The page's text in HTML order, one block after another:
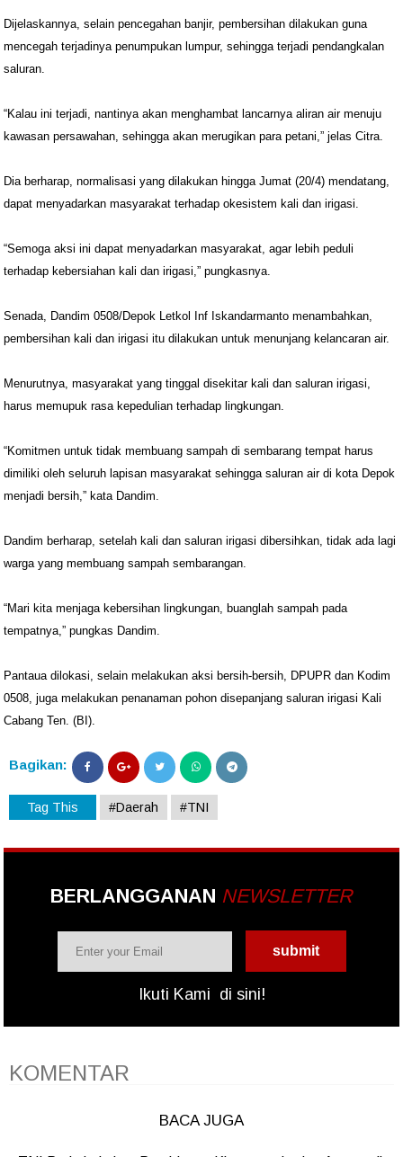
Dijelaskannya, selain pencegahan banjir, pembersihan dilakukan guna
mencegah terjadinya penumpukan lumpur, sehingga terjadi pendangkalan
saluran.
“Kalau ini terjadi, nantinya akan menghambat lancarnya aliran air menuju
kawasan persawahan, sehingga akan merugikan para petani,” jelas Citra.
Dia berharap, normalisasi yang dilakukan hingga Jumat (20/4) mendatang,
dapat menyadarkan masyarakat terhadap okesistem kali dan irigasi.
“Semoga aksi ini dapat menyadarkan masyarakat, agar lebih peduli
terhadap kebersiahan kali dan irigasi,” pungkasnya.
Senada, Dandim 0508/Depok Letkol Inf Iskandarmanto menambahkan,
pembersihan kali dan irigasi itu dilakukan untuk menunjang kelancaran air.
Menurutnya, masyarakat yang tinggal disekitar kali dan saluran irigasi,
harus memupuk rasa kepedulian terhadap lingkungan.
“Komitmen untuk tidak membuang sampah di sembarang tempat harus
dimiliki oleh seluruh lapisan masyarakat sehingga saluran air di kota Depok
menjadi bersih,” kata Dandim.
Dandim berharap, setelah kali dan saluran irigasi dibersihkan, tidak ada lagi
warga yang membuang sampah sembarangan.
“Mari kita menjaga kebersihan lingkungan, buanglah sampah pada
tempatnya,” pungkas Dandim.
Pantaua dilokasi, selain melakukan aksi bersih-bersih, DPUPR dan Kodim
0508, juga melakukan penanaman pohon disepanjang saluran irigasi Kali
Cabang Ten. (BI).
Bagikan:
Tag This #Daerah #TNI
BERLANGGANAN NEWSLETTER
Ikuti Kami di sini!
KOMENTAR
BACA JUGA